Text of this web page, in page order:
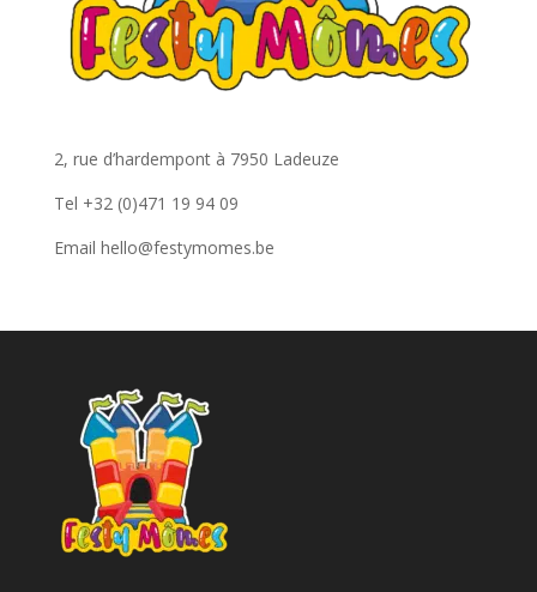
2, rue d’hardempont à 7950 Ladeuze
Tel +32 (0)471 19 94 09
Email hello@festymomes.be